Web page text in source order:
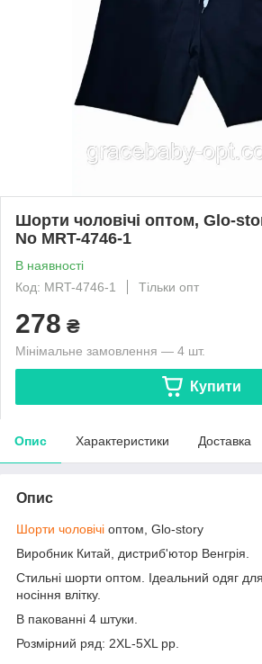
Шорти чоловічі оптом, Glo-
No MRT-4746-1
В наявності
Код: MRT-4746-1
Тільки опт
278 ₴
Мінімальне замовлення — 4 шт.
Купити
Опис Характеристики Доставка
Опис
Шорти чоловічі оптом, Glo-story
Виробник Китай, дистриб'ютор Венгрія.
Стильні шорти оптом. Ідеальний одяг
носіння влітку.
В пакованні 4 штуки.
Розмірний ряд: 2XL-5XL рр.